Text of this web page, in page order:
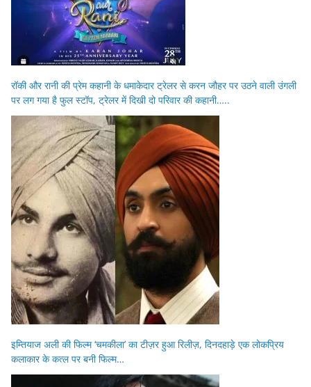
रॉकी और रानी की प्रेम कहानी के धमाकेदार ट्रेलर से करन जौहर पर उठने वाली उंगली
पर लग गया है फुल स्टॉप, ट्रेलर में दिखी दो परिवार की कहानी…..
इम्तियाज अली की फिल्म ‘चमकीला’ का टीज़र हुआ रिलीज़, दिनदहाड़े एक लोकप्रिय
कलाकार के कत्ल पर बनी फिल्म…